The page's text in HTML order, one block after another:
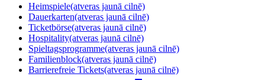
Heimspiele(atveras jaunā cilnē)
Dauerkarten(atveras jaunā cilnē)
Ticketbörse(atveras jaunā cilnē)
Hospitality(atveras jaunā cilnē)
Spieltagsprogramme(atveras jaunā cilnē)
Familienblock(atveras jaunā cilnē)
Barrierefreie Tickets(atveras jaunā cilnē)